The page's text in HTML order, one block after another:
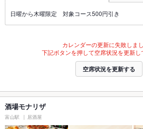
日曜から木曜限定 対象コース500円引き
カレンダーの更新に失敗しまし
下記ボタンを押して空席状況を更新し
空席状況を更新する
酒場モナリザ
富山駅 居酒屋